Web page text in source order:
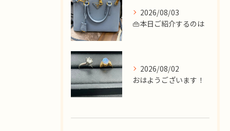
2026/08/03
👜本日ご紹介するのは
2026/08/02
​おはようございます！